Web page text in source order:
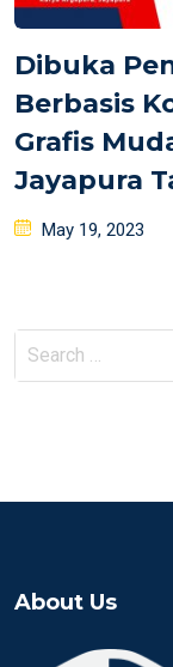
Dibuka
Berbasis
Grafis
Jayapura
Posted
May 19, 2023
Search
About Us